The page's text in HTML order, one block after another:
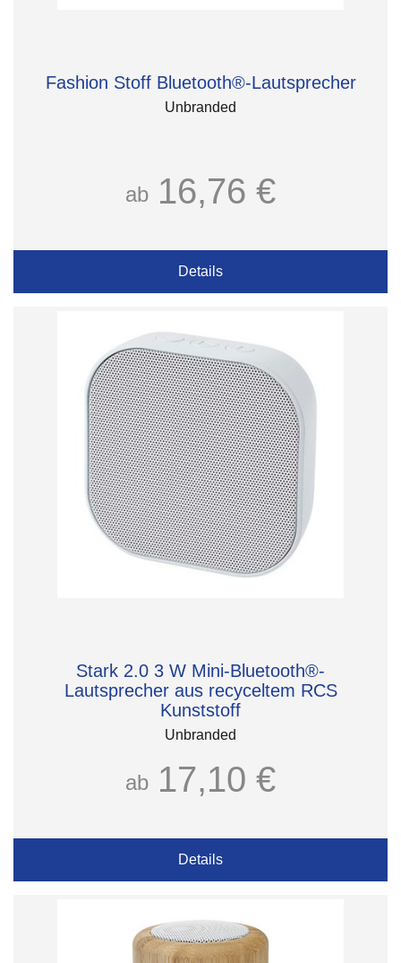
Fashion Stoff Bluetooth®-Lautsprecher
Unbranded
ab 16,76 €
Details
Stark 2.0 3 W Mini-Bluetooth®-
Lautsprecher aus recyceltem RCS
Kunststoff
Unbranded
ab 17,10 €
Details